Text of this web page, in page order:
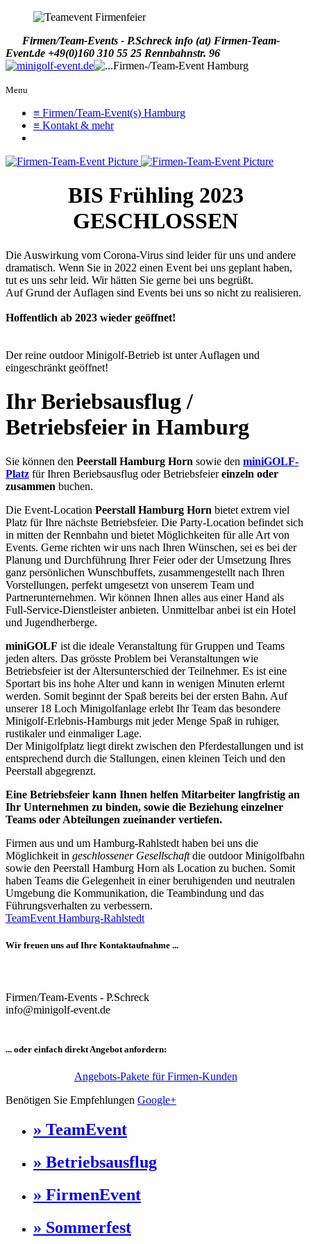
Firmen/Team-Events - P.Schreck info (at) Firmen-Team-
Event.de +49(0)160 310 55 25 Rennbahnstr. 96
Menu
≡ Firmen/Team-Event(s) Hamburg
≡ Kontakt & mehr
BIS Frühling 2023
GESCHLOSSEN
Die Auswirkung vom Corona-Virus sind leider für uns und andere
dramatisch. Wenn Sie in 2022 einen Event bei uns geplant haben,
tut es uns sehr leid. Wir hätten Sie gerne bei uns begrüßt.
Auf Grund der Auflagen sind Events bei uns so nicht zu realisieren.
Hoffentlich ab 2023 wieder geöffnet!
Der reine outdoor Minigolf-Betrieb ist unter Auflagen und
eingeschränkt geöffnet!
Ihr Beriebsausflug /
Betriebsfeier in Hamburg
Sie können den Peerstall Hamburg Horn sowie den miniGOLF-
Platz für Ihren Beriebsausflug oder Betriebsfeiereinzeln oder
zusammen buchen.
Die Event-Location Peerstall Hamburg Horn bietet extrem viel
Platz für Ihre nächste Betriebsfeier. Die Party-Location befindet sich
in mitten der Rennbahn und bietet Möglichkeiten für alle Art von
Events. Gerne richten wir uns nach Ihren Wünschen, sei es bei der
Planung und Durchführung Ihrer Feier oder der Umsetzung Ihres
ganz persönlichen Wunschbuffets, zusammengestellt nach Ihren
Vorstellungen, perfekt umgesetzt von unserem Team und
Partnerunternehmen. Wir können Ihnen alles aus einer Hand als
Full-Service-Dienstleister anbieten. Unmittelbar anbei ist ein Hotel
und Jugendherberge.
miniGOLF ist die ideale Veranstaltung für Gruppen und Teams
jeden alters. Das grösste Problem bei Veranstaltungen wie
Betriebsfeier ist der Altersunterschied der Teilnehmer. Es ist eine
Sportart bis ins hohe Alter und kann in wenigen Minuten erlernt
werden. Somit beginnt der Spaß bereits bei der ersten Bahn. Auf
unserer 18 Loch Minigolfanlage erlebt Ihr Team das besondere
Minigolf-Erlebnis-Hamburgs mit jeder Menge Spaß in ruhiger,
rustikaler und einmaliger Lage.
Der Minigolfplatz liegt direkt zwischen den Pferdestallungen und ist
entsprechend durch die Stallungen, einen kleinen Teich und den
Peerstall abgegrenzt.
Eine Betriebsfeier kann Ihnen helfen Mitarbeiter langfristig an
Ihr Unternehmen zu binden, sowie die Beziehung einzelner
Teams oder Abteilungen zueinander vertiefen.
Firmen aus und um Hamburg-Rahlstedt haben bei uns die
Möglichkeit in geschlossener Gesellschaftdie outdoor Minigolfbahn
sowie den Peerstall Hamburg Horn als Location zu buchen. Somit
haben Teams die Gelegenheit in einer beruhigenden und neutralen
Umgebung die Kommunikation, die Teambindung und das
Führungsverhalten zu verbessern.
TeamEvent Hamburg-Rahlstedt
Wir freuen uns auf Ihre Kontaktaufnahme ...
Firmen/Team-Events - P.Schreck
info@minigolf-event.de
... oder einfach direkt Angebot anfordern:
Angebots-Pakete für Firmen-Kunden
Benötigen Sie Empfehlungen Google+
» TeamEvent
» Betriebsausflug
» FirmenEvent
» Sommerfest